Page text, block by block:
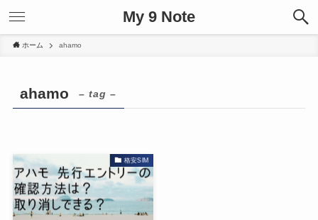
My 9 Note
ホーム ahamo
ahamo – tag –
格安SIM